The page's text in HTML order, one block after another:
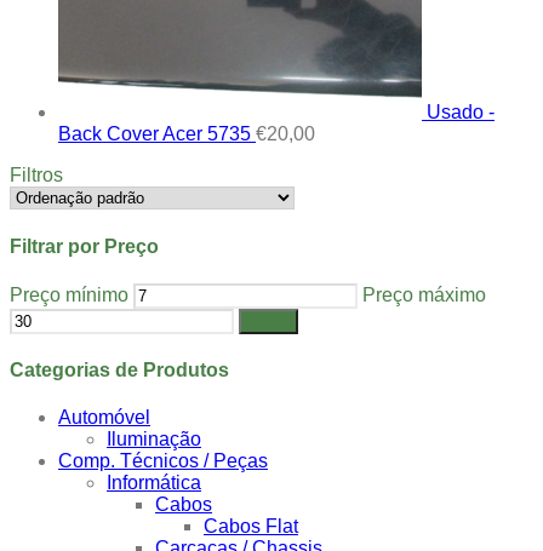
Usado -
Back Cover Acer 5735 €20,00
Filtros
Filtrar por Preço
Preço mínimo Preço máximo
Categorias de Produtos
Automóvel
Iluminação
Comp. Técnicos / Peças
Informática
Cabos
Cabos Flat